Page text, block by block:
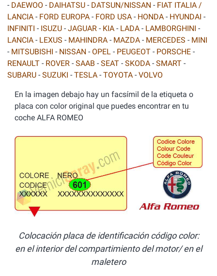
- DAEWOO - DAIHATSU - DATSUN/NISSAN - FIAT ITALIA /
LANCIA - FORD EUROPA - FORD USA - HONDA - HYUNDAI -
INFINITI - ISUZU - JAGUAR - KIA - LADA - LAMBORGHINI -
LANCIA - LEXUS - MAHINDRA - MAZDA - MERCEDES - MINI
- MITSUBISHI - NISSAN - OPEL - PEUGEOT - PORSCHE -
RENAULT - ROVER - SAAB - SEAT - SKODA - SMART -
SUBARU - SUZUKI - TESLA - TOYOTA - VOLVO
En la imagen debajo hay un facsímil de la etiqueta o
placa con color original que puedes encontrar en tu
coche ALFA ROMEO
Colocación placa de identificación código color:
en el interior del compartimiento del motor/ en el
maletero